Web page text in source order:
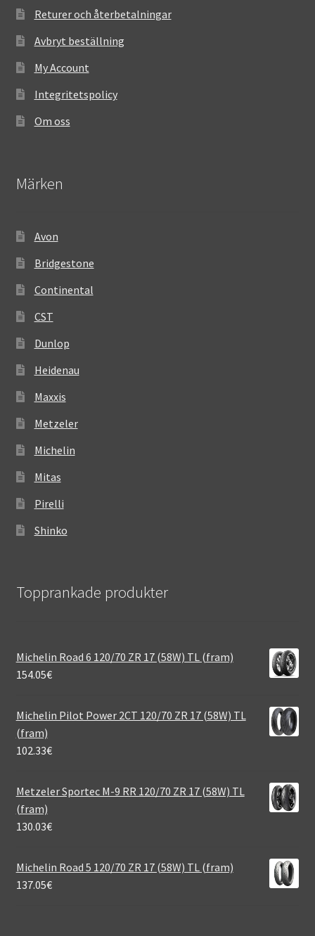
Returer och återbetalningar
Avbryt beställning
My Account
Integritetspolicy
Om oss
Märken
Avon
Bridgestone
Continental
CST
Dunlop
Heidenau
Maxxis
Metzeler
Michelin
Mitas
Pirelli
Shinko
Topprankade produkter
Michelin Road 6 120/70 ZR 17 (58W) TL (fram)
154.05€
Michelin Pilot Power 2CT 120/70 ZR 17 (58W) TL
(fram)
102.33€
Metzeler Sportec M-9 RR 120/70 ZR 17 (58W) TL
(fram)
130.03€
Michelin Road 5 120/70 ZR 17 (58W) TL (fram)
137.05€